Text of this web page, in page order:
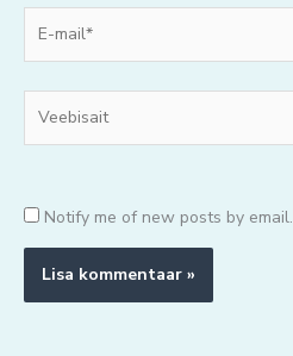
mail*
Notify me of new posts by email.